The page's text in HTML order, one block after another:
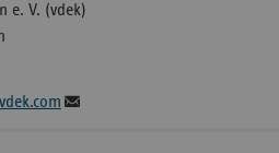
e. V. (vdek)